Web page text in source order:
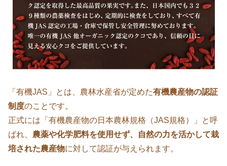
「有機JAS」とは、農林水産省が定めた有機農産物の認証
制度のことです。
正式には「有機農産物の日本農林規格（JAS規格）」と呼
ばれ、 農薬や化学肥料を使用せず、自然の力を活かして栽
培された農産物に対して認証が与えられます。